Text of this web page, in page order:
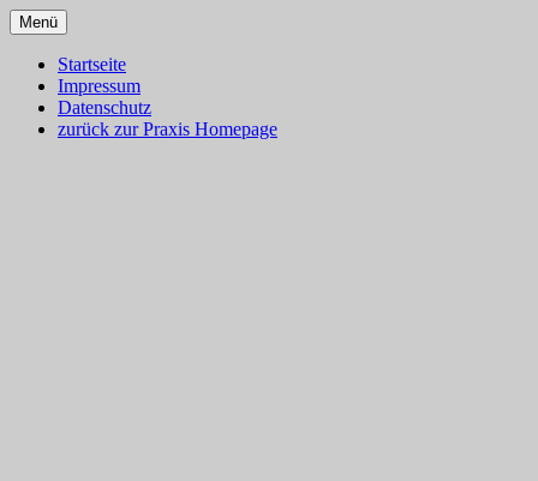
Zum
Inhalt
springen
Blog – Klassische Homöopathie
Ulm – Gesundes Leben
Menü
Startseite
Impressum
Datenschutz
zurück zur Praxis Homepage